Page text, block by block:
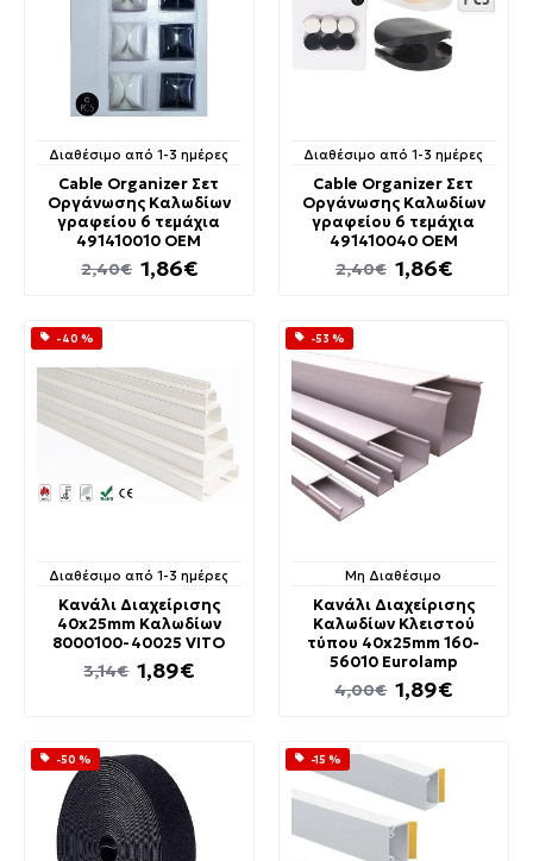
Διαθέσιμο από 1-3 ημέρες
Cable Organizer Σετ
Οργάνωσης Καλωδίων
γραφείου 6 τεμάχια
491410010 OEM
1,86€
2,40€
Διαθέσιμο από 1-3 ημέρες
Cable Organizer Σετ
Οργάνωσης Καλωδίων
γραφείου 6 τεμάχια
491410040 OEM
1,86€
2,40€
-40 %
Διαθέσιμο από 1-3 ημέρες
Κανάλι Διαχείρισης
40x25mm Καλωδίων
8000100-40025 VITO
1,89€
3,14€
-53 %
Μη Διαθέσιμο
Κανάλι Διαχείρισης
Καλωδίων Κλειστού
τύπου 40x25mm 160-
56010 Eurolamp
1,89€
4,00€
-50 % -15 %